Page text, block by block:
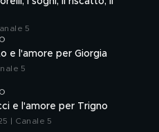
5
e l'amore per Giorgia
5
e l'amore per Trigno
| Canale 5